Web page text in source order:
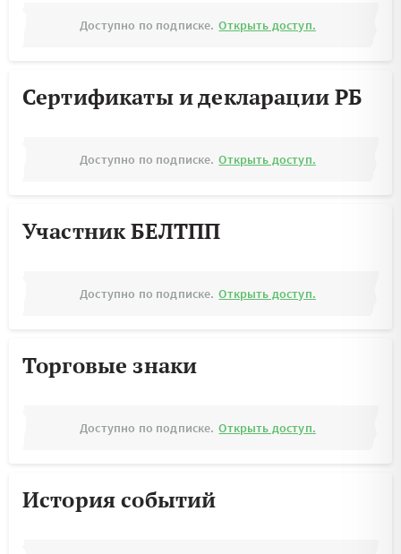
Доступно по подписке. Открыть доступ.
Сертификаты и декларации РБ
Доступно по подписке. Открыть доступ.
Участник БЕЛТПП
Доступно по подписке. Открыть доступ.
Торговые знаки
Доступно по подписке. Открыть доступ.
История событий